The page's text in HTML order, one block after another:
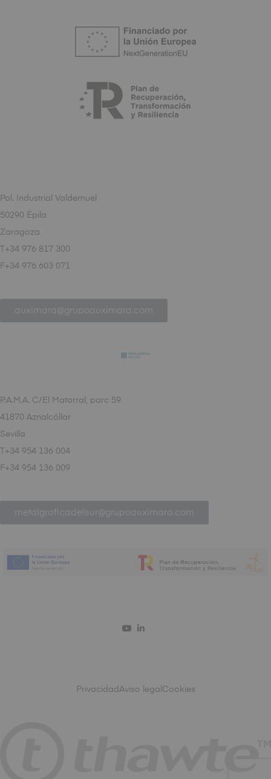
Pol. Industrial Valdemuel
50290 Épila
Zaragoza
T+34 976 817 300
F+34 976 603 071
auximara@grupoauximara.com
P.A.M.A. C/El Matorral, parc 59
41870 Aznalcóllar
Sevilla
T+34 954 136 004
F+34 954 136 009
metalgraficadelsur@grupoauximara.com
PrivacidadAviso legal Cookies